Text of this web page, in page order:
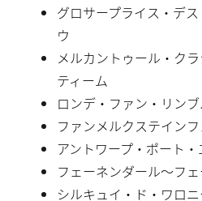
グロサープライス・デ
ウ
メルカントゥール・ク
ティーム
ロンデ・ファン・リン
ファンメルクステイン
アントワープ・ポート・
フェーネンダール〜フ
シルキュイ・ド・ワロ